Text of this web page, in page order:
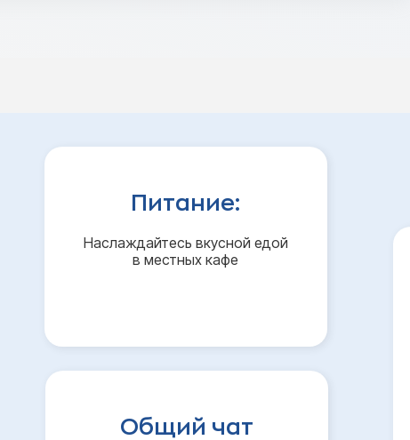
Наслаждайтесь вкусной едой
в местных кафе
Питание:
Общий чат